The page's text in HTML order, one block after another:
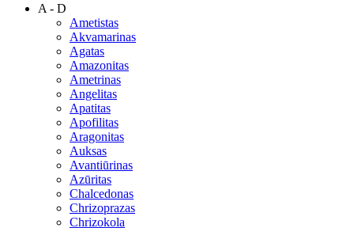
A - D
Ametistas
Akvamarinas
Agatas
Amazonitas
Ametrinas
Angelitas
Apatitas
Apofilitas
Aragonitas
Auksas
Avantiūrinas
Azūritas
Chalcedonas
Chrizoprazas
Chrizokola